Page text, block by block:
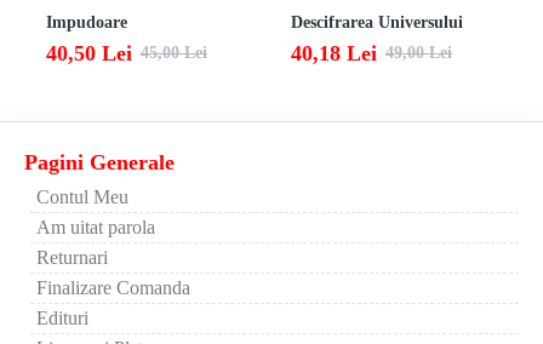
Impudoare
40,50 Lei 45,00 Lei
Descifrarea Universului
40,18 Lei 49,00 Lei
Pagini Generale
Contul Meu
Am uitat parola
Returnari
Finalizare Comanda
Edituri